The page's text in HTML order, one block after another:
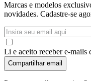
Marcas e modelos
novidades. Cadastre-se
Li e aceito receber e-mails
Compartilhar email